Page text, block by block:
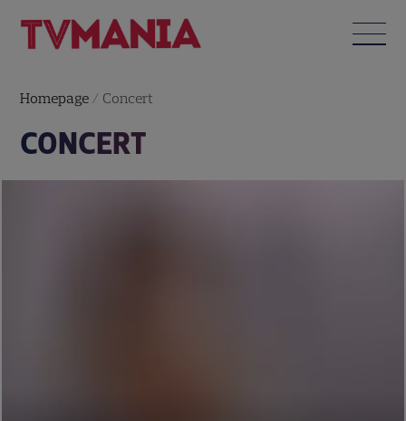
Homepage / Concert
CONCERT